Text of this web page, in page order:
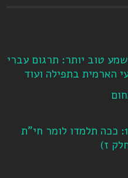
טוב יותר: תרגום עברי
הארמית בתפילה ועוד
שיעור פרטי 1: ככה תלמדו לומר חי"ת
ז‏)